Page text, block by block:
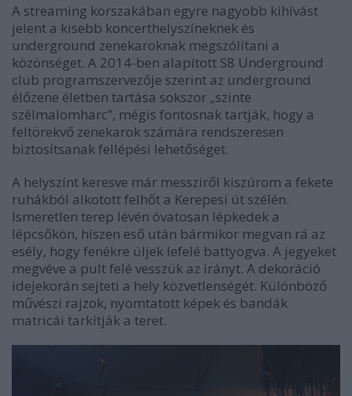
A streaming korszakában egyre nagyobb kihívást
jelent a kisebb koncerthelyszíneknek és
underground zenekaroknak megszólítani a
közönséget. A 2014-ben alapított S8 Underground
club programszervezője szerint az underground
élőzene életben tartása sokszor „szinte
szélmalomharc”, mégis fontosnak tartják, hogy a
feltörekvő zenekarok számára rendszeresen
biztosítsanak fellépési lehetőséget.
A helyszínt keresve már messziről kiszúrom a fekete
ruhákból alkotott felhőt a Kerepesi út szélén.
Ismeretlen terep lévén óvatosan lépkedek a
lépcsőkön, hiszen eső után bármikor megvan rá az
esély, hogy fenékre üljek lefelé battyogva. A jegyeket
megvéve a pult felé vesszük az irányt. A dekoráció
idejekorán sejteti a hely közvetlenségét. Különböző
művészi rajzok, nyomtatott képek és bandák
matricái tarkítják a teret.